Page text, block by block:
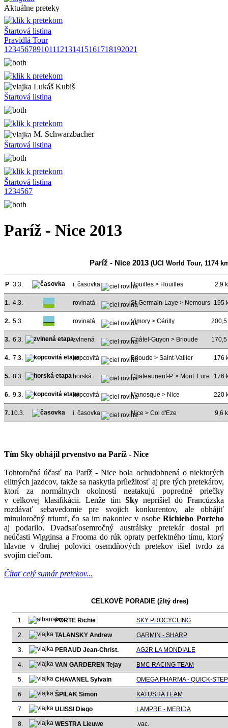
Aktuálne preteky
Štartová listina
Pravidlá Tour
1 23456789101112131415161718192021
Lukáš Kubiš
Štartová listina
M. Schwarzbacher
Štartová listina
Štartová listina
1 234567
Paríž - Nice 2013
Paríž - Nice 2013 (UCI World Tour, 1174
P 3.3. i. časovka Houilles > Houilles 2,9
1. 4.3. rovinatá St-Germain-Laye > Nemours 195
2. 5.3. rovinatá Vimory > Cérilly 200,5
3. 6.3. zvlnená Châtel-Guyon > Brioude
4. 7.3. kopcovitá Brioude > Saint-Vallier 176
5. 8.3. horská Chateauneuf-P. > Mont. Lure 176
6. 9.3. kopcovitá Manosque > Nice 220
7. 10.3. i. časovka Nice > Col d'Eze 9,6
Tím Sky obhájil prvenstvo na Paríž - Nice
Tohtoročná účasť na Paríž - Nice bola ochudobnená o niektorých
elitných jazdcov, takže sa naskytla príležitosť aj pre tých pretekárov,
ktorí za normálnych okolností neatakujú popredné priečky
v celkovej klasifikácii. Lenže tím Skyneprišiel do Francúzska
rozdávať sebavedomie pre svojich konkurentov, ale obhájiť
minuloročný triumf, čo sa im nakoniec v osobeRichieho Porteho
aj podarilo. Dvadsaťosemročný austrálsky pretekár dostal pri
neúčasti Wigginsa a Frooma do rúk opraty perfektného tímu, ktorý
hlavne v druhej polovici osemdňových pretekov išiel tvrdo za
svojím cieľom.
Čítať celý sumár pretekov...
CELKOVÉ PORADIE (žltý dres)
1. PORTE Richie SKY PROCYCLING
2. TALANSKY Andrew GARMIN - SHARP
3. PERAUD Jean-Christ. AG2R LA MONDIALE
4. VAN GARDEREN Tejay BMC RACING TEAM
5. CHAVANEL Sylvain OMEGA PHARMA - QUICK-STEP
6. ŠPILAK Simon KATUSHA TEAM
7. ULISSI Diego LAMPRE - MERIDA
8. WESTRA Lieuwe .vac.